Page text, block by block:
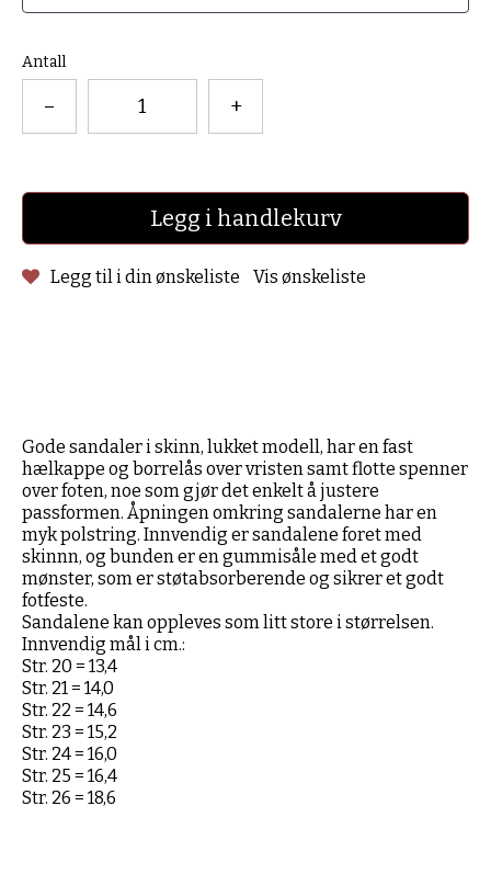
Antall
– +
Legg i handlekurv
Legg til i din ønskeliste Vis ønskeliste
Gode sandaler i skinn, lukket modell, har en fast
hælkappe og borrelås over vristen samt flotte spenner
over foten, noe som gjør det enkelt å justere
passformen. Åpningen omkring sandalerne har en
myk polstring. Innvendig er sandalene foret med
skinnn, og bunden er en gummisåle med et godt
mønster, som er støtabsorberende og sikrer et godt
fotfeste.
Sandalene kan oppleves som litt store i størrelsen.
Innvendig mål i cm.:
Str. 20 = 13,4
Str. 21 = 14,0
Str. 22 = 14,6
Str. 23 = 15,2
Str. 24 = 16,0
Str. 25 = 16,4
Str. 26 = 18,6